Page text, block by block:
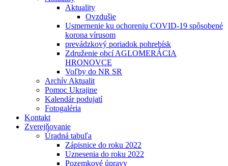
Aktuality
Ovzdušie
Usmernenie ku ochoreniu COVID-19 spôsobené
korona vírusom
prevádzkový poriadok pohrebísk
Združenie obcí AGLOMERÁCIA
HRONOVCE
Voľby do NR SR
Archív Aktualit
Pomoc Ukrajine
Kalendár podujatí
Fotogaléria
Kontakt
Zverejňovanie
Úradná tabuľa
Zápisnice do roku 2022
Uznesenia do roku 2022
Pozemkové úpravy